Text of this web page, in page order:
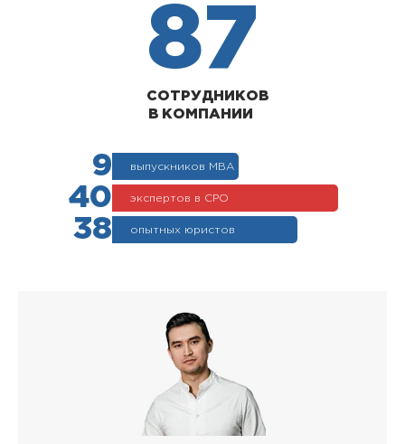
87
СОТРУДНИКОВ
В КОМПАНИИ
9 выпускников МВА
40 экспертов в СРО
38 опытных юристов